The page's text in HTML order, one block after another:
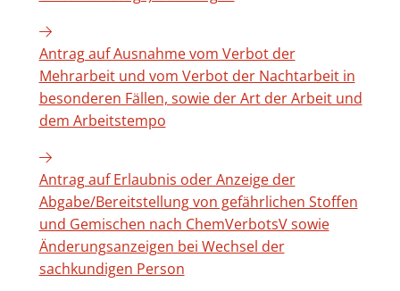
Antrag auf Ausnahme vom Verbot der
Mehrarbeit und vom Verbot der Nachtarbeit in
besonderen Fällen, sowie der Art der Arbeit und
dem Arbeitstempo
Antrag auf Erlaubnis oder Anzeige der
Abgabe/Bereitstellung von gefährlichen Stoffen
und Gemischen nach ChemVerbotsV sowie
Änderungsanzeigen bei Wechsel der
sachkundigen Person